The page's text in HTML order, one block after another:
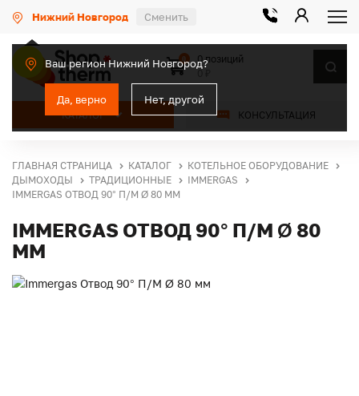
Нижний Новгород Сменить
Ваш регион Нижний Новгород?
Да, верно Нет, другой
КАТАЛОГ КОНСУЛЬТАЦИЯ
0
0 позиций
ГЛАВНАЯ СТРАНИЦА КАТАЛОГ
КОТЕЛЬНОЕ ОБОРУДОВАНИЕ
ДЫМОХОДЫ
ТРАДИЦИОННЫЕ
IMMERGAS
IMMERGAS ОТВОД 90° П/М Ø 80 ММ
IMMERGAS ОТВОД 90° П/М Ø 80
ММ